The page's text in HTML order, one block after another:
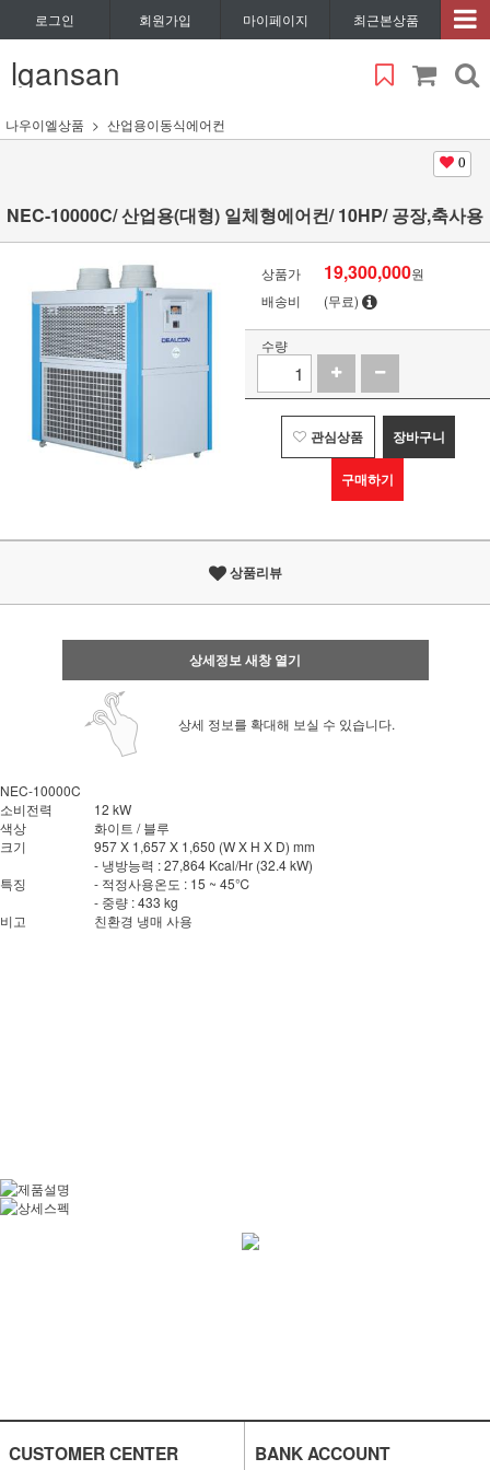
로그인 회원가입 마이페이지 최근본상품
lgansan
나우이엘상품 산업용이동식에어컨
0
NEC-10000C/ 산업용(대형) 일체형에어컨/ 10HP/ 공장,축사용
상품가 19,300,000원
배송비
(무료)
수량
관심상품 장바구니
구매하기
상품리뷰
상세정보 새창 열기
상세 정보를 확대해 보실 수 있습니다.
NEC-10000C
소비전력
12 kW
색상
화이트 / 블루
크기
957 X 1,657 X 1,650 (W X H X D) mm
특징
- 냉방능력 : 27,864 Kcal/Hr (32.4 kW)
- 적정사용온도 : 15 ~ 45℃
- 중량 : 433 kg
비고
친환경 냉매 사용
CUSTOMER CENTER BANK ACCOUNT